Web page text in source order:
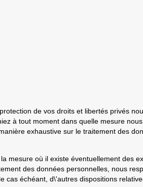
de vos droits et libertés privés
à tout moment dans quelle mesure nous
exhaustive sur le traitement des
mesure où il existe éventuellement des
des données personnelles, nous
cas échéant, d\'autres dispositions